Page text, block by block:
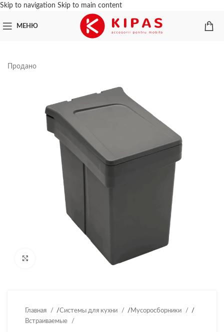
Skip to navigation Skip to main content
МЕНЮ
Продано
Нажмите, чтобы увеличить
Главная /Системы для кухни / Мусоросборники
/
Встраиваемые